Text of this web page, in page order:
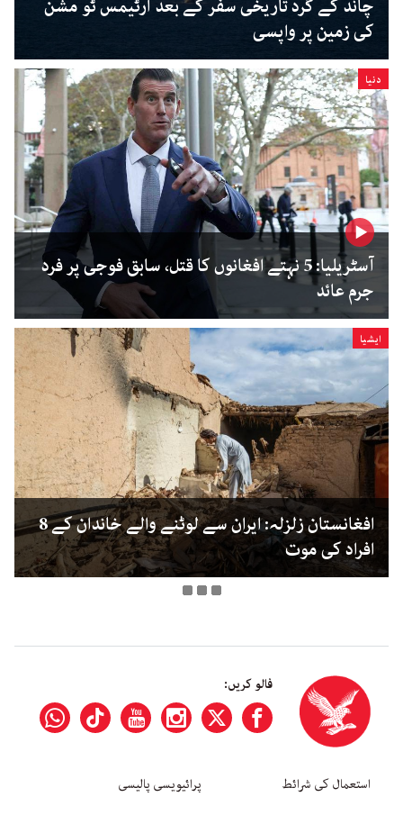
چاند کے گرد تاریخی سفر کے بعد آرٹیمس ٹو مشن
کی زمین پر واپسی
دنیا
آسٹریلیا: 5 نہتے افغانوں کا قتل، سابق فوجی پر فرد
جرم عائد
ایشیا
افغانستان زلزلہ: ایران سے لوٹنے والے خاندان کے 8
افراد کی موت
فالو کریں:
استعمال کی شرائط پرائیویسی پالیسی